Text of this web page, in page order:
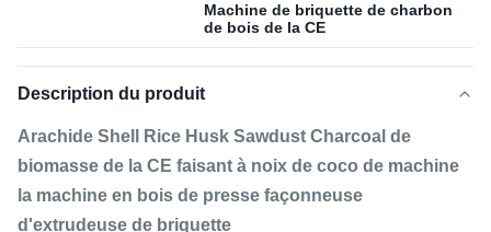
Machine de briquette de charbon
de bois de la CE
Description du produit
Arachide Shell Rice Husk Sawdust Charcoal de
biomasse de la CE faisant à noix de coco de machine
la machine en bois de presse façonneuse
d'extrudeuse de briquette